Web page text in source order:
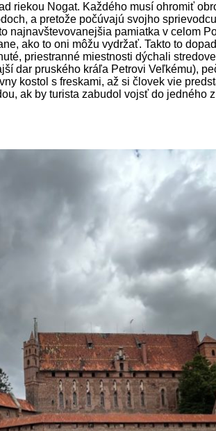
riekou Nogat. Každého musí ohromiť
a pretože počúvajú svojho
najnavštevovanejšia pamiatka v celom
ako to oni môžu vydržať. Takto to
priestranné miestnosti dýchali
dar pruského kráľa Petrovi Veľkému),
kostol s freskami, až si človek vie
ak by turista zabudol vojsť do